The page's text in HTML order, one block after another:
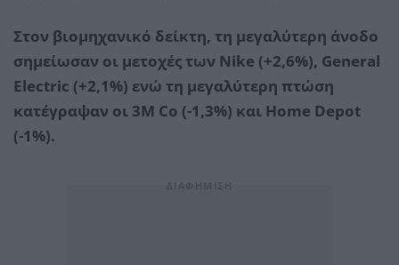
Στον βιομηχανικό δείκτη, τη μεγαλύτερη άνοδο
σημείωσαν οι μετοχές των Nike (+2,6%), General
Electric (+2,1%) ενώ τη μεγαλύτερη πτώση
κατέγραψαν οι 3M Co (-1,3%) και Home Depot
(-1%).